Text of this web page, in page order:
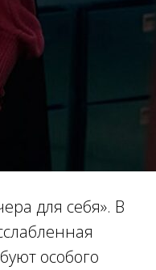
для себя». В
особого